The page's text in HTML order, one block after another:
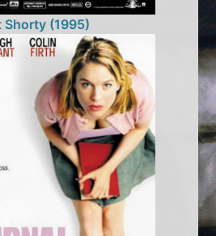
Shorty (1995)